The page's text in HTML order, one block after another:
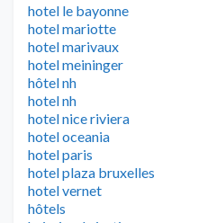
hotel le bayonne
hotel mariotte
hotel marivaux
hotel meininger
hôtel nh
hotel nh
hotel nice riviera
hotel oceania
hotel paris
hotel plaza bruxelles
hotel vernet
hôtels